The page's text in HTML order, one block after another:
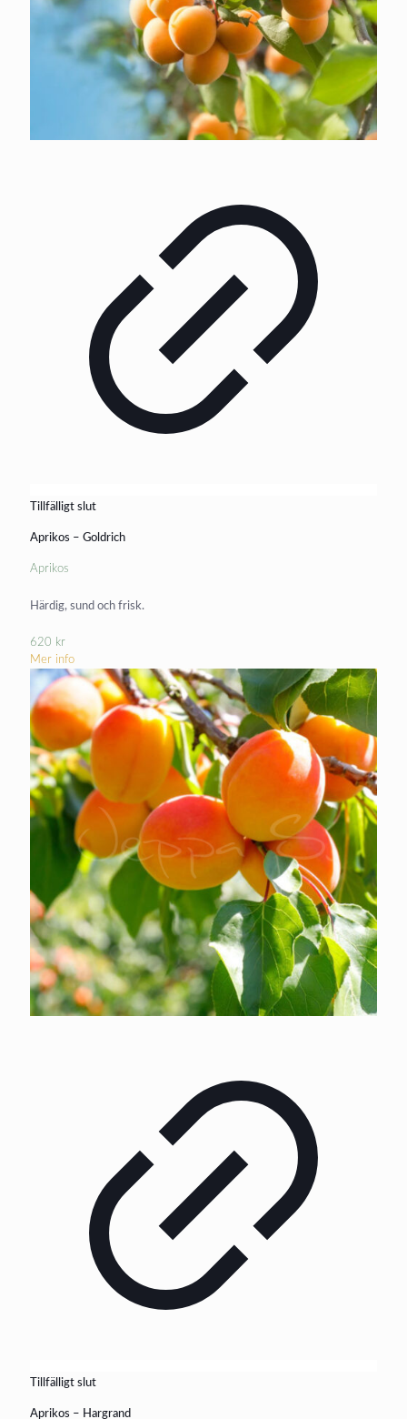
Tillfälligt slut
Aprikos – Goldrich
Aprikos
Härdig, sund och frisk.
620 kr
Mer info
Tillfälligt slut
Aprikos – Hargrand